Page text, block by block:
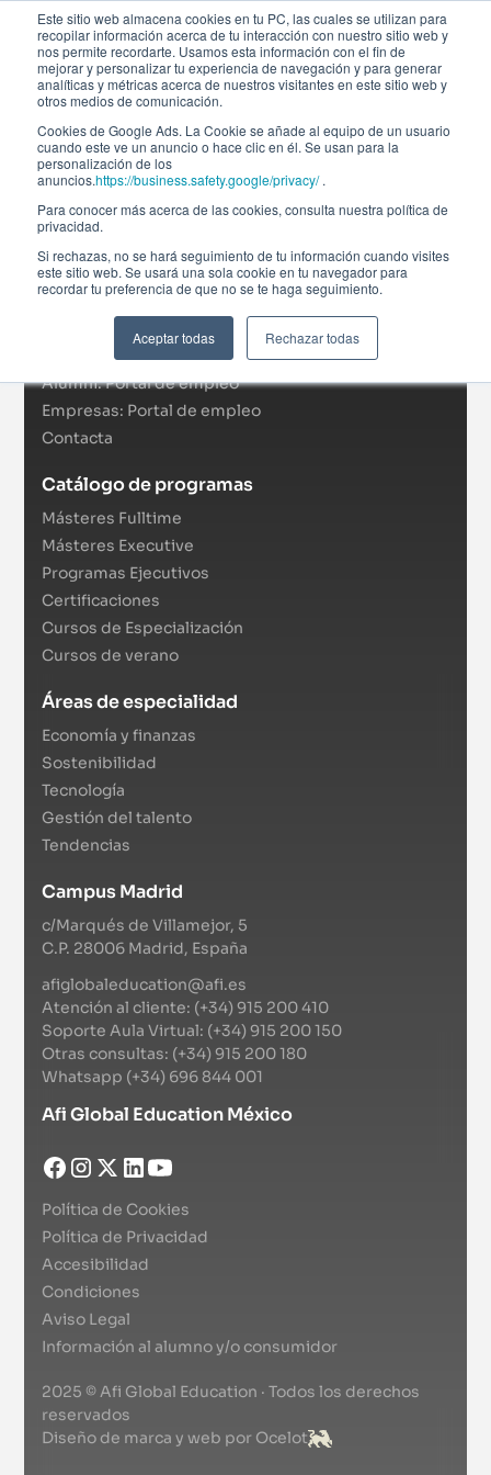
Este sitio web almacena cookies en tu PC, las cuales se utilizan para
recopilar información acerca de tu interacción con nuestro sitio web y
nos permite recordarte. Usamos esta información con el fin de
mejorar y personalizar tu experiencia de navegación y para generar
analíticas y métricas acerca de nuestros visitantes en este sitio web y
otros medios de comunicación.
Cookies de Google Ads. La Cookie se añade al equipo de un usuario
cuando este ve un anuncio o hace clic en él. Se usan para la
personalización de los
anuncios.https://business.safety.google/privacy/.
Para conocer más acerca de las cookies, consulta nuestra política de
privacidad.
Si rechazas, no se hará seguimiento de tu información cuando visites
este sitio web. Se usará una sola cookie en tu navegador para
recordar tu preferencia de que no se te haga seguimiento.
Aceptar todas Rechazar todas
Afi Global Education
Sobre nosotros
RSC
Campus virtual
Alumni: Portal de empleo
Empresas: Portal de empleo
Contacta
Catálogo de programas
Másteres Fulltime
Másteres Executive
Programas Ejecutivos
Certificaciones
Cursos de Especialización
Cursos de verano
Áreas de especialidad
Economía y finanzas
Sostenibilidad
Tecnología
Gestión del talento
Tendencias
Campus Madrid
c/Marqués de Villamejor, 5
C.P. 28006 Madrid, España
afiglobaleducation@afi.es
Atención al cliente: (+34) 915 200 410
Soporte Aula Virtual: (+34) 915 200 150
Otras consultas: (+34) 915 200 180
Whatsapp (+34) 696 844 001
Afi Global Education México
Política de Cookies
Política de Privacidad
Accesibilidad
Condiciones
Aviso Legal
Información al alumno y/o consumidor
2025 © Afi Global Education · Todos los derechos
reservados
Diseño de marca y web por Ocelot